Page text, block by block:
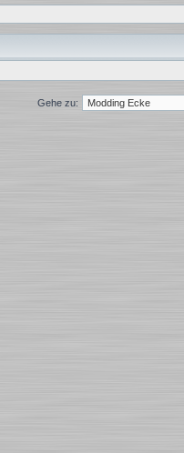
Gehe zu: